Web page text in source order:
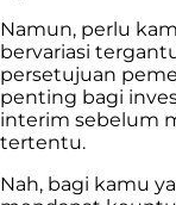
Namun, perlu
bervariasi
persetujuan
penting bagi
interim sebelum
tertentu.
Nah, bagi kamu